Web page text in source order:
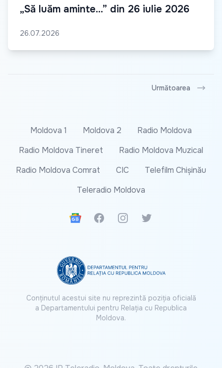
„Să luăm aminte...” din 26 iulie 2026
26.07.2026
Următoarea
Moldova 1 Moldova 2
Radio Moldova
Radio Moldova Tineret
Radio Moldova Muzical
Radio Moldova Comrat
CIC
Telefilm Chișinău
Teleradio Moldova
Google News
FacebookInstagramTwitter
Conținutul acestui site nu reprezintă poziția oficială
a Departamentului pentru Relația cu Republica
Moldova.